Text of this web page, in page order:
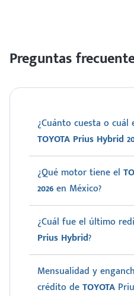
Preguntas
¿Cuánto cuesta o cuál
TOYOTA Prius Hybrid
¿Qué motor tiene el
2026en México?
¿Cuál fue el último
Prius Hybrid?
Mensualidad y
crédito deTOYOTA